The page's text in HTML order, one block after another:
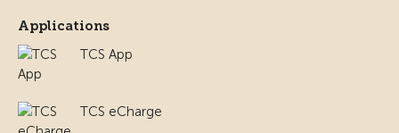
Applications
TCS App
TCS eCharge